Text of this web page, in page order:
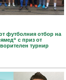
футболния отбор на
с приз от
турнир